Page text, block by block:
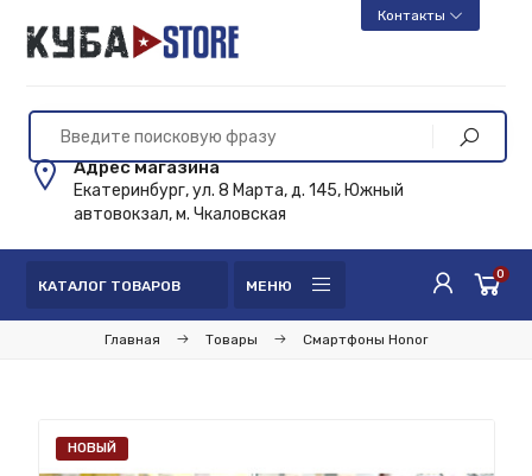
Контакты
Адрес магазина
Екатеринбург, ул. 8 Марта, д. 145, Южный
автовокзал, м. Чкаловская
КАТАЛОГ ТОВАРОВ МЕНЮ
0
Главная Товары Смартфоны Honor
НОВЫЙ